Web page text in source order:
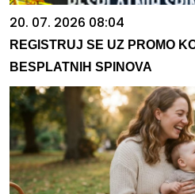
20. 07. 2026 08:04
REGISTRUJ SE UZ PROMO
BESPLATNIH SPINOVA